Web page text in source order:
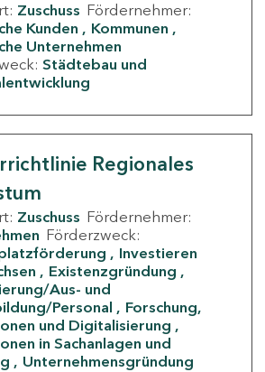
Zuschuss Fördernehmer:
Kunden
Kommunen
Unternehmen
Städtebau und
Regionales
Zuschuss Fördernehmer:
Förderzweck:
Investieren
Existenzgründung
Aus- und
Personal
Forschung,
und Digitalisierung
in Sachanlagen und
Unternehmensgründung